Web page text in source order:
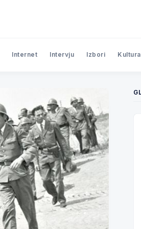
Internet Intervju Izbori